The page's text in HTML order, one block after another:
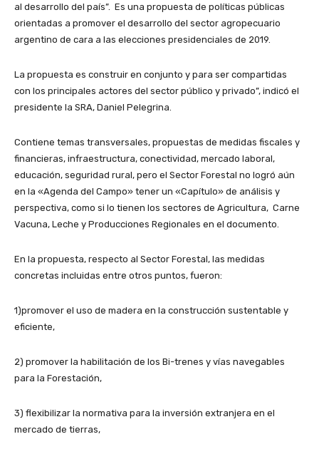
al desarrollo del país”. Es una propuesta de políticas públicas
orientadas a promover el desarrollo del sector agropecuario
argentino de cara a las elecciones presidenciales de 2019.
La propuesta es construir en conjunto y para ser compartidas
con los principales actores del sector público y privado”, indicó el
presidente la SRA, Daniel Pelegrina.
Contiene temas transversales, propuestas de medidas fiscales y
financieras, infraestructura, conectividad, mercado laboral,
educación, seguridad rural, pero el Sector Forestal no logró aún
en la «Agenda del Campo» tener un «Capítulo» de análisis y
perspectiva, como si lo tienen los sectores de Agricultura, Carne
Vacuna, Leche y Producciones Regionales en el documento.
En la propuesta, respecto al Sector Forestal, las medidas
concretas incluidas entre otros puntos, fueron:
1)promover el uso de madera en la construcción sustentable y
eficiente,
2) promover la habilitación de los Bi-trenes y vías navegables
para la Forestación,
3) flexibilizar la normativa para la inversión extranjera en el
mercado de tierras,